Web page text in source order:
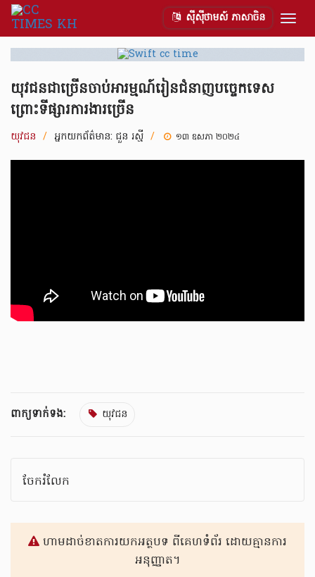
ស៊ីស៊ីថាមស៍ ភាសាចិន
យុវជនជាច្រើនចាប់អារម្មណ៍រៀនជំនាញបច្ចេកទេស
ព្រោះទីផ្សារការងារច្រើន
យុវជន / អ្នកយកព័ត៌មាន: ជួន រស្មី / ១៣ ឧសភា ២០២៤
ពាក្យទាក់ទង: យុវជន
ចែករំលែក
ហាមដាច់ខាតការយកអត្ថបទ ពីគេហទំព័រ ដោយគ្មានការ
អនុញ្ញាត។